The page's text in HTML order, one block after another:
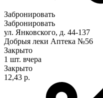
Забронировать
Забронировать
ул. Янковского, д. 44-137
Добрыя леки Аптека №56
Закрыто
1 шт. вчера
Закрыто
12,43 р.